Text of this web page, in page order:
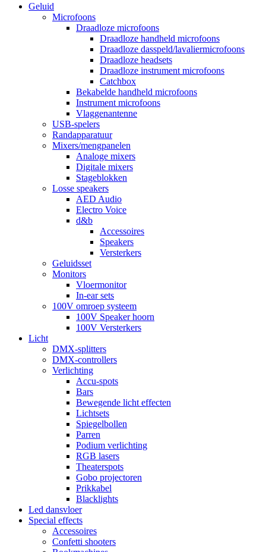
Geluid
Microfoons
Draadloze microfoons
Draadloze handheld microfoons
Draadloze dasspeld/lavaliermicrofoons
Draadloze headsets
Draadloze instrument microfoons
Catchbox
Bekabelde handheld microfoons
Instrument microfoons
Vlaggenantenne
USB-spelers
Randapparatuur
Mixers/mengpanelen
Analoge mixers
Digitale mixers
Stageblokken
Losse speakers
AED Audio
Electro Voice
d&b
Accessoires
Speakers
Versterkers
Geluidsset
Monitors
Vloermonitor
In-ear sets
100V omroep systeem
100V Speaker hoorn
100V Versterkers
Licht
DMX-splitters
DMX-controllers
Verlichting
Accu-spots
Bars
Bewegende licht effecten
Lichtsets
Spiegelbollen
Parren
Podium verlichting
RGB lasers
Theaterspots
Gobo projectoren
Prikkabel
Blacklights
Led dansvloer
Special effects
Accessoires
Confetti shooters